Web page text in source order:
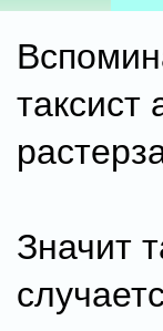
таксист
Значит